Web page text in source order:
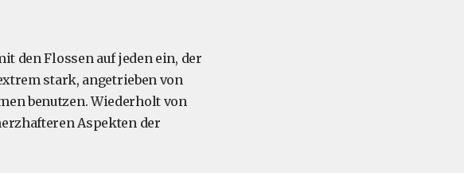
den Flossen auf jeden ein, der
stark, angetrieben von
benutzen. Wiederholt von
Aspekten der